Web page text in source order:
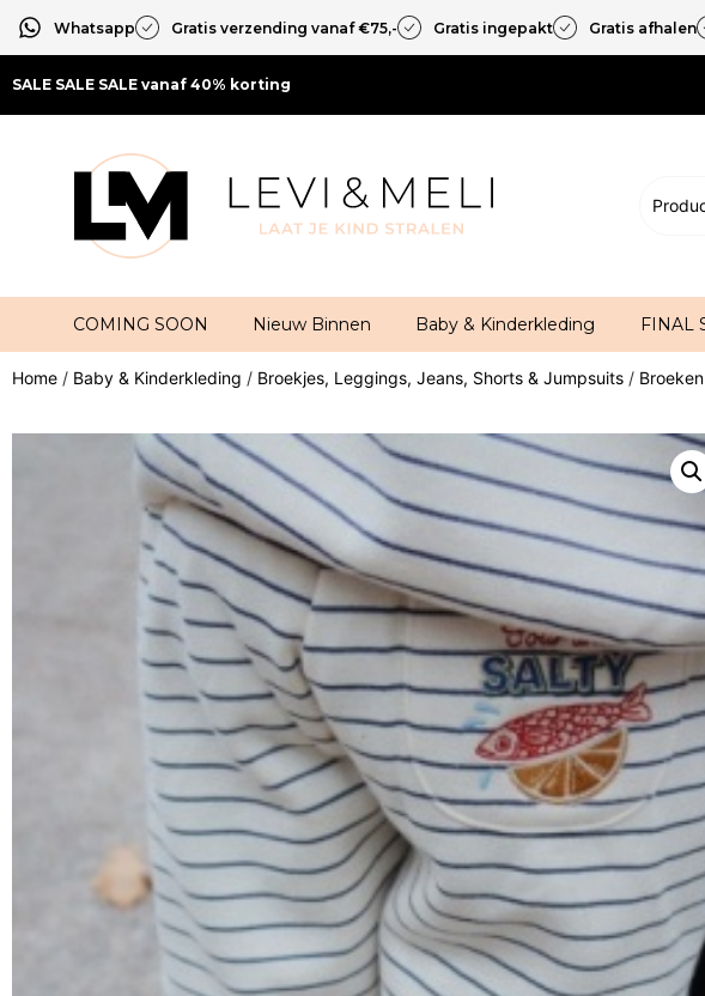
Whatsapp Gratis verzending vanaf €75,- Gratis ingepakt Gratis afhalen
SALE SALE SALE vanaf 40% korting
COMING SOON Nieuw Binnen Baby & Kinderkleding FINAL
Home / Baby & Kinderkleding / Broekjes, Leggings, Jeans, Shorts & Jumpsuits / Broeken